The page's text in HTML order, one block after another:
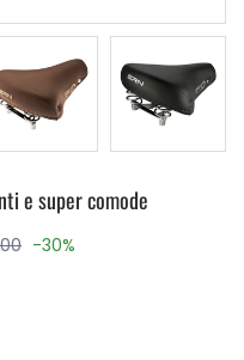
e super comode
-30%